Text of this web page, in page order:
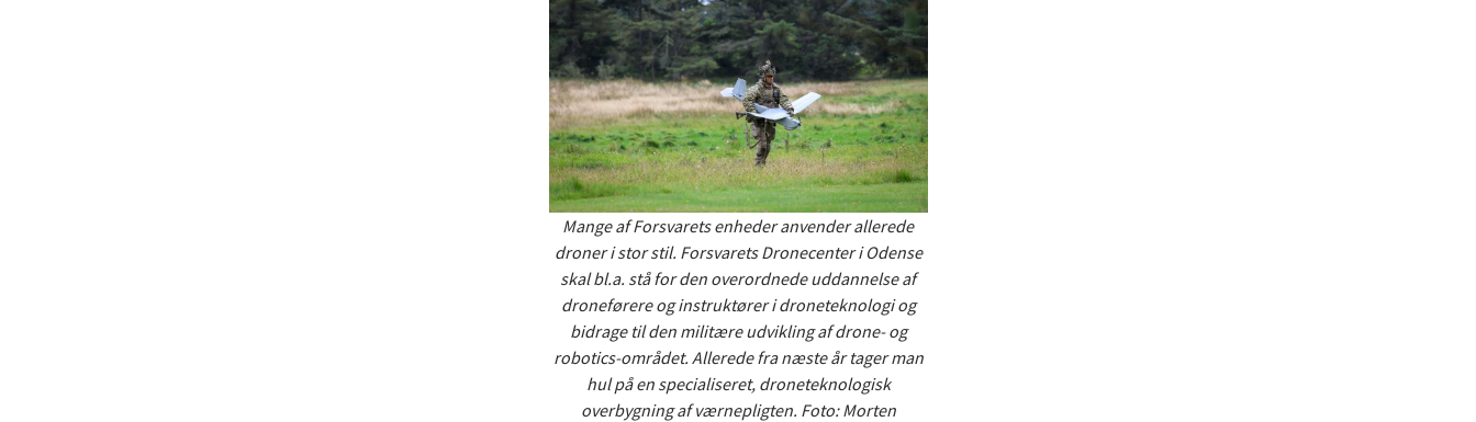
Mange af Forsvarets enheder anvender allerede
droner i stor stil. Forsvarets Dronecenter i Odense
skal bl.a. stå for den overordnede uddannelse af
droneførere og instruktører i droneteknologi og
bidrage til den militære udvikling af drone- og
robotics-området. Allerede fra næste år tager man
hul på en specialiseret, droneteknologisk
overbygning af værnepligten. Foto: Morten